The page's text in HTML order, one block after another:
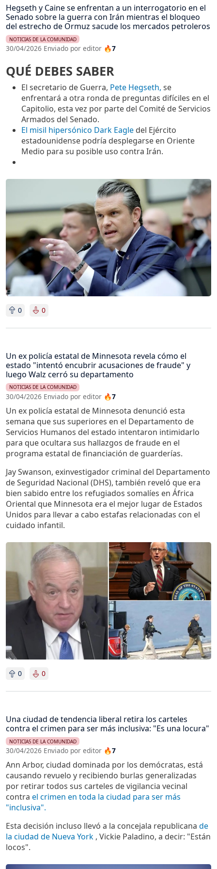
Hegseth y Caine se enfrentan a un interrogatorio en el
Senado sobre la guerra con Irán mientras el bloqueo
del estrecho de Ormuz sacude los mercados petroleros
NOTICIAS DE LA COMUNIDAD
30/04/2026 Enviado por editor 🔥7
QUÉ DEBES SABER
El secretario de Guerra, Pete Hegseth, se
enfrentará a otra ronda de preguntas difíciles en el
Capitolio, esta vez por parte del Comité de Servicios
Armados del Senado.
El misil hipersónico Dark Eagle del Ejército
estadounidense podría desplegarse en Oriente
Medio para su posible uso contra Irán.
0 0
Un ex policía estatal de Minnesota revela cómo el
estado "intentó encubrir acusaciones de fraude" y
luego Walz cerró su departamento
NOTICIAS DE LA COMUNIDAD
30/04/2026 Enviado por editor 🔥7
Un ex policía estatal de Minnesota denunció esta
semana que sus superiores en el Departamento de
Servicios Humanos del estado intentaron intimidarlo
para que ocultara sus hallazgos de fraude en el
programa estatal de financiación de guarderías.
Jay Swanson, exinvestigador criminal del Departamento
de Seguridad Nacional (DHS), también reveló que era
bien sabido entre los refugiados somalíes en África
Oriental que Minnesota era el mejor lugar de Estados
Unidos para llevar a cabo estafas relacionadas con el
cuidado infantil.
Imagen
0 0
Una ciudad de tendencia liberal retira los carteles
contra el crimen para ser más inclusiva: "Es una locura"
NOTICIAS DE LA COMUNIDAD
30/04/2026 Enviado por editor 🔥7
Ann Arbor, ciudad dominada por los demócratas, está
causando revuelo y recibiendo burlas generalizadas
por retirar todos sus carteles de vigilancia vecinal
contra el crimen en toda la ciudad para ser más
"inclusiva".
Esta decisión incluso llevó a la concejala republicana de
la ciudad de Nueva York , Vickie Paladino, a decir: "Están
locos".